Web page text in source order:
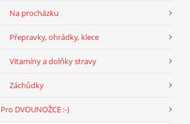
Na procházku
Přepravky, ohrádky, klece
Vitamíny a dolňky stravy
Záchůdky
Pro DVOUNOŽCE :-)